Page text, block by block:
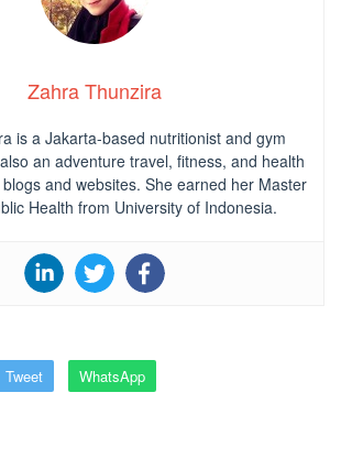
Zahra Thunzira
is a Jakarta-based nutritionist and gym
an adventure travel, fitness, and health
and websites. She earned her Master
Health from University of Indonesia.
Tweet WhatsApp